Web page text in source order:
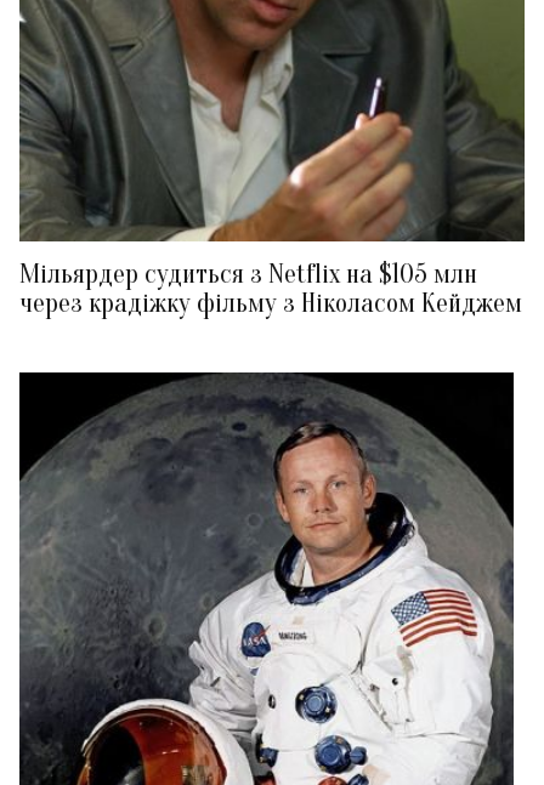
Мільярдер судиться з Netflix на $105 млн
через крадіжку фільму з Ніколасом Кейджем